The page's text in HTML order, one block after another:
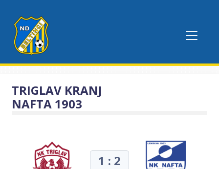
TRIGLAV KRANJ
NAFTA 1903
1 : 2